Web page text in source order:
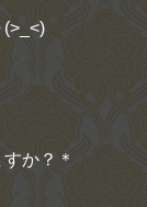
か？＊